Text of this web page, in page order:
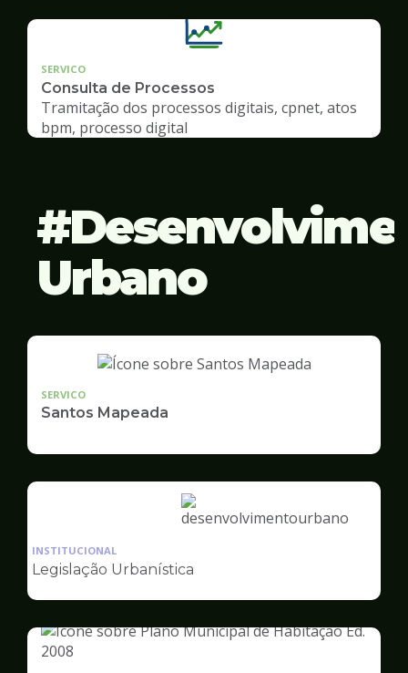
SERVICO
Consulta de Processos
Tramitação dos processos digitais, cpnet, atos
bpm, processo digital
Urbano
SERVICO
Santos Mapeada
Ilustração
Desenvolvimento
Urbano
INSTITUCIONAL
Legislação Urbanística